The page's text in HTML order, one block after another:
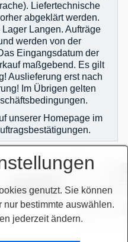
Liefertechnische
abgeklärt werden.
Langen. Aufträge
werden von der
Eingangsdatum der
maßgebend. Es gilt
Auslieferung erst nach
Im Übrigen gelten
unserer Homepage im
genutzt. Sie können
bestimmte auswählen.
jederzeit ändern.